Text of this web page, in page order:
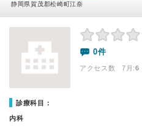
静岡県賀茂郡松崎町江奈
0件
アクセス数 7月:6
診療科目：
内科